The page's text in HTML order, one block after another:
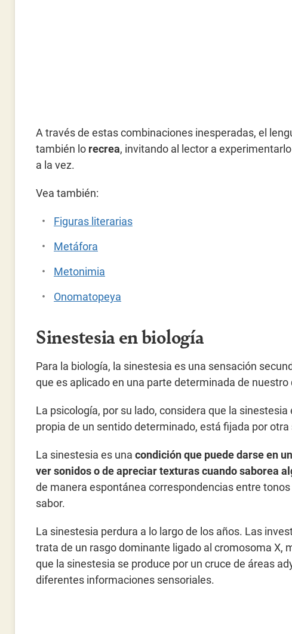
A través de estas combinaciones inesperadas, el
también lo recrea, invitando al lector a
a la vez.
Vea también:
Figuras literarias
Metáfora
Metonimia
Onomatopeya
Sinestesia en biología
Para la biología, la sinestesia es una sensación
que es aplicado en una parte determinada de
La psicología, por su lado, considera que la
propia de un sentido determinado, está fijada por
La sinestesia es una condición que puede darse en
ver sonidos o de apreciar texturas cuando saborea
de manera espontánea correspondencias entre
sabor.
La sinestesia perdura a lo largo de los años. Las
trata de un rasgo dominante ligado al cromosoma X,
que la sinestesia se produce por un cruce de áreas
diferentes informaciones sensoriales.